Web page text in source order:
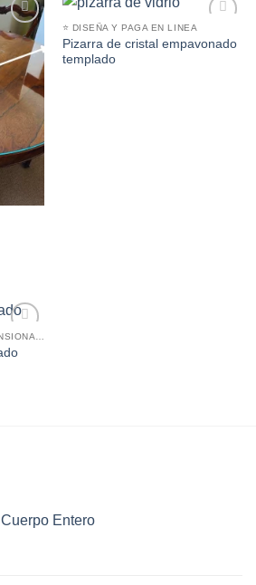
Añadir
lista de
deseos
a la
⭐ DISEÑA Y PAGA EN LINEA
Pizarra de cristal empavonado
templado
Añadir
a la
Entero